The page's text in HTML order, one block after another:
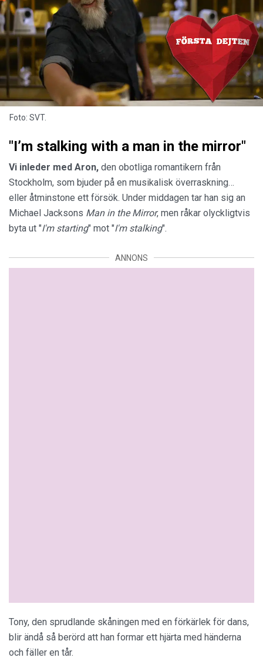
Foto: SVT.
"I’m stalking with a man in the mirror"
Vi inleder med Aron, den obotliga romantikern från
Stockholm, som bjuder på en musikalisk överraskning…
eller åtminstone ett försök. Under middagen tar han sig an
Michael Jacksons Man in the Mirror, men råkar olyckligtvis
byta ut "I'm starting" mot "I'm stalking".
ANNONS
Tony, den sprudlande skåningen med en förkärlek för dans,
blir ändå så berörd att han formar ett hjärta med händerna
och fäller en tår.